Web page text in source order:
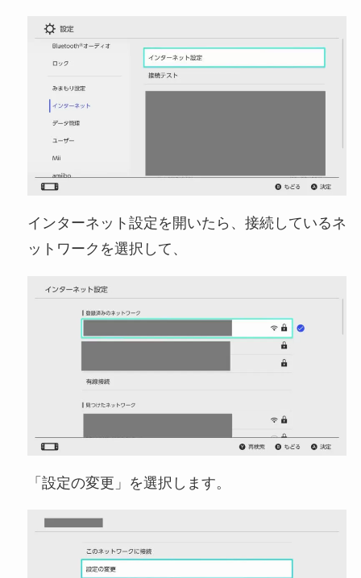
インターネット設定を開いたら、接続しているネ
ットワークを選択して、
「設定の変更」を選択します。